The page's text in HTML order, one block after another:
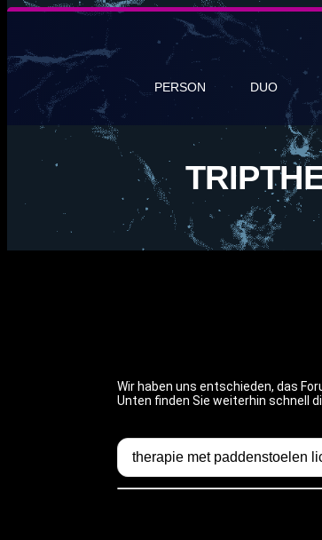
PERSON DUO
Wir haben uns entschieden, das
Unten finden Sie weiterhin schnell